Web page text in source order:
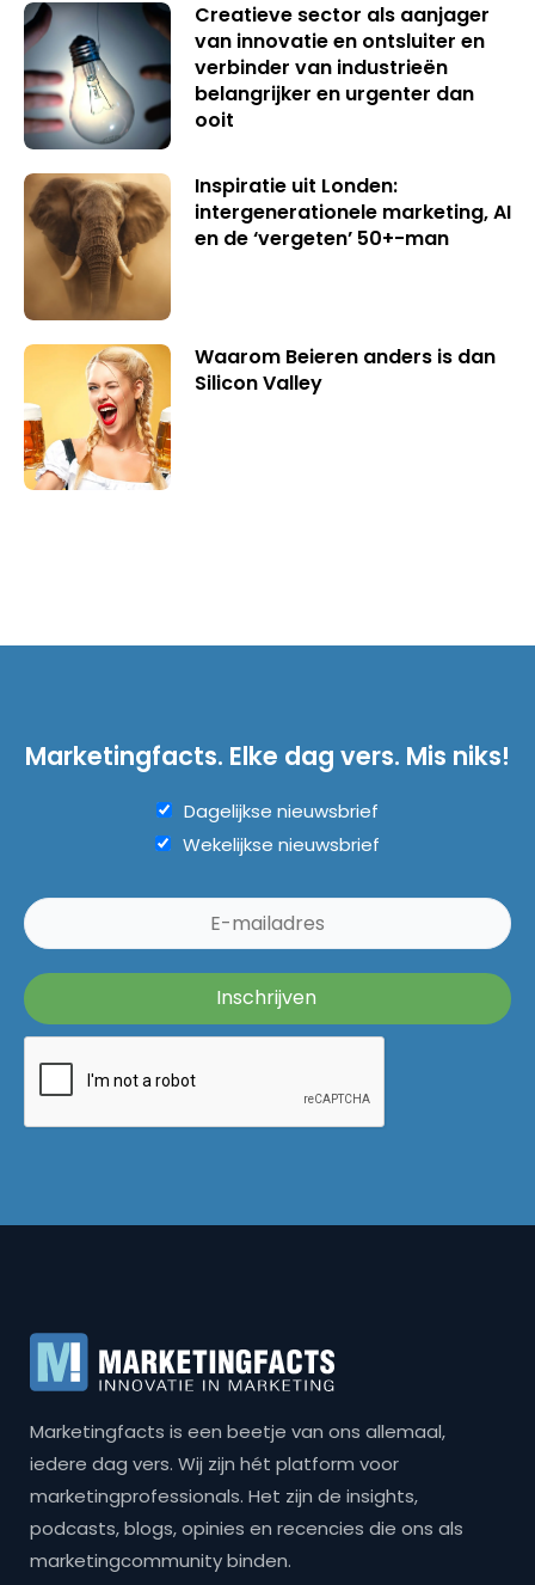
Creatieve sector als aanjager
van innovatie en ontsluiter en
verbinder van industrieën
belangrijker en urgenter dan
ooit
Inspiratie uit Londen:
intergenerationele marketing, AI
en de ‘vergeten’ 50+-man
Waarom Beieren anders is dan
Silicon Valley
Marketingfacts. Elke dag vers. Mis niks!
Dagelijkse nieuwsbrief
Wekelijkse nieuwsbrief
Marketingfacts is een beetje van ons allemaal,
iedere dag vers. Wij zijn hét platform voor
marketingprofessionals. Het zijn de insights,
podcasts, blogs, opinies en recencies die ons als
marketingcommunity binden.